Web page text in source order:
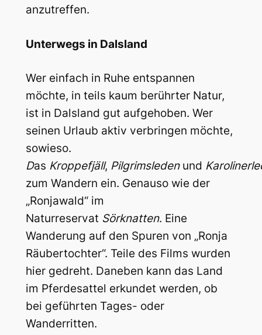
anzutreffen.
Unterwegs in Dalsland
Wer einfach in Ruhe entspannen
möchte, in teils kaum berührter Natur,
ist in Dalsland gut aufgehoben. Wer
seinen Urlaub aktiv verbringen möchte,
sowieso.
Das Kroppefjäll, Pilgrimsleden und
zum Wandern ein. Genauso wie der
„Ronjawald“ im
Naturreservat Sörknatten. Eine
Wanderung auf den Spuren von „Ronja
Räubertochter“. Teile des Films wurden
hier gedreht. Daneben kann das Land
im Pferdesattel erkundet werden, ob
bei geführten Tages- oder
Wanderritten.